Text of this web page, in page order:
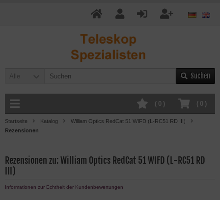
Alle Suchen
( 0 )
( 0 )
Startseite Katalog
William Optics RedCat 51 WIFD (L-RC51 RD III)
Rezensionen
Rezensionen zu: William Optics RedCat 51 WIFD (L-RC51 RD
III)
Informationen zur Echtheit der Kundenbewertungen